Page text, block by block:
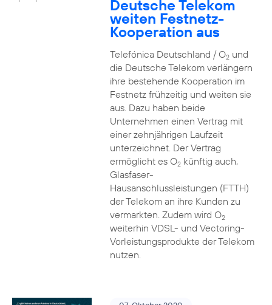
Deutsche Telekom
weiten Festnetz-
Kooperation aus
Telefónica Deutschland / O2und
die Deutsche Telekom verlängern
ihre bestehende Kooperation im
Festnetz frühzeitig und weiten sie
aus. Dazu haben beide
Unternehmen einen Vertrag mit
einer zehnjährigen Laufzeit
unterzeichnet. Der Vertrag
ermöglicht es O2künftig auch,
Glasfaser-
Hausanschlussleistungen (FTTH)
der Telekom an ihre Kunden zu
vermarkten. Zudem wird O2
weiterhin VDSL- und Vectoring-
Vorleistungsprodukte der Telekom
nutzen.